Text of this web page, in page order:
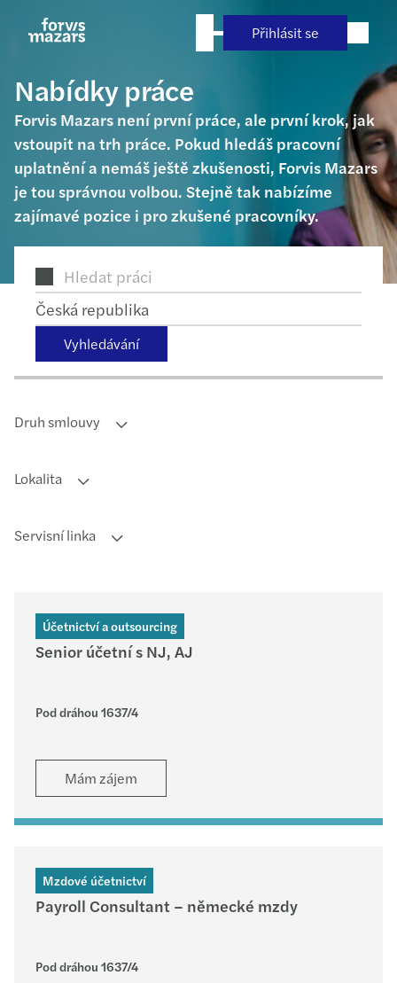
Přihlásit se
Nabídky práce
Forvis Mazars není první práce, ale první krok, jak
vstoupit na trh práce. Pokud hledáš pracovní
uplatnění a nemáš ještě zkušenosti, Forvis Mazars
je tou správnou volbou. Stejně tak nabízíme
zajímavé pozice i pro zkušené pracovníky.
Česká republika
Vyhledávání
Druh smlouvy
Lokalita
Servisní linka
Účetnictví a outsourcing
Senior účetní s NJ, AJ
Pod dráhou 1637/4
Mám zájem
Mzdové účetnictví
Payroll Consultant – německé mzdy
Pod dráhou 1637/4